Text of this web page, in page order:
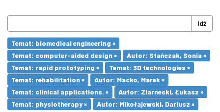
Idź
Temat: biomedical engineering ×
Temat: computer-aided design ×
Autor: Stańczak, Sonia ×
Temat: rapid prototyping ×
Temat: 3D technologies ×
Temat: rehabilitation ×
Autor: Macko, Marek ×
Temat: clinical applications. ×
Autor: Ziarnecki, Łukasz ×
Temat: physiotherapy ×
Autor: Mikołajewski, Dariusz ×